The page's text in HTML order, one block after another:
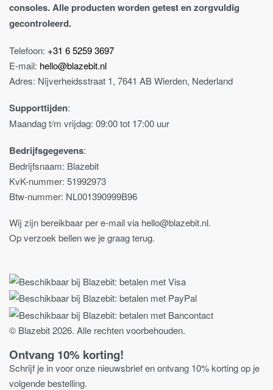
consoles. Alle producten worden getest en zorgvuldig
gecontroleerd.
Telefoon: +31 6 5259 3697
E-mail: hello@blazebit.nl
Adres: Nijverheidsstraat 1, 7641 AB Wierden, Nederland
Supporttijden:
Maandag t/m vrijdag: 09:00 tot 17:00 uur
Bedrijfsgegevens:
Bedrijfsnaam: Blazebit
KvK-nummer: 51992973
Btw-nummer: NL001390999B96
Wij zijn bereikbaar per e-mail via hello@blazebit.nl.
Op verzoek bellen we je graag terug.
© Blazebit 2026. Alle rechten voorbehouden.
Ontvang 10% korting!
Schrijf je in voor onze nieuwsbrief en ontvang 10% korting op je
volgende bestelling.